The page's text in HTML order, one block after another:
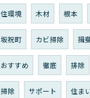
住環境 木材 根本
坂祝町 カビ掃除 揖
おすすめ 徹底 排除
掃除 サポート 住ま